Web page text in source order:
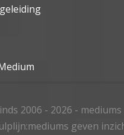
2006 - 2026 -
geven